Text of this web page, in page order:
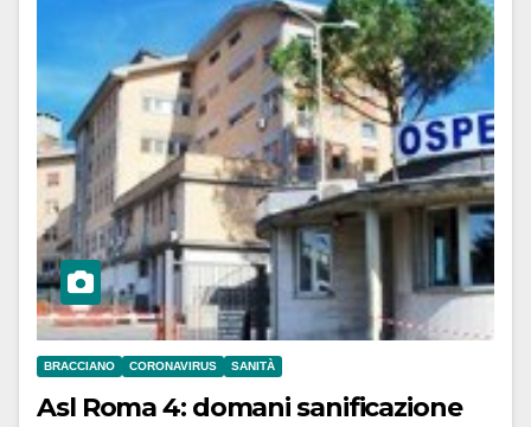
BRACCIANO CORONAVIRUS SANITÀ
Asl Roma 4: domani sanificazione